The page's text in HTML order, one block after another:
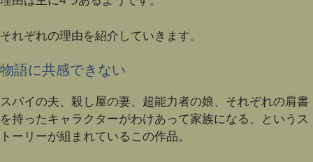
それぞれの理由を紹介していきます。
物語に共感できない
スパイの夫、殺し屋の妻、超能力者の娘、それぞれの肩書
を持ったキャラクターがわけあって家族になる、というス
トーリーが組まれているこの作品。